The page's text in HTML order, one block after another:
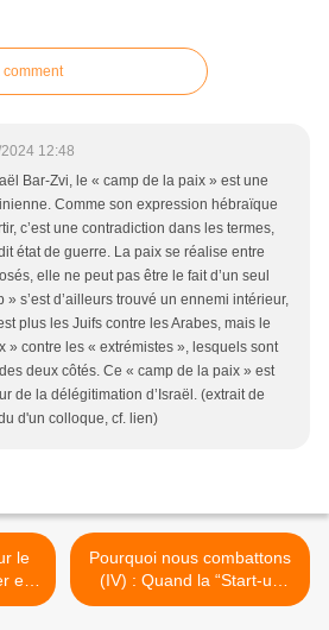
comment
12:48
Bar-Zvi, le « camp de la paix » est une
Comme son expression hébraïque
c’est une contradiction dans les termes,
état de guerre. La paix se réalise entre
elle ne peut pas être le fait d’un seul
» s’est d’ailleurs trouvé un ennemi intérieur,
plus les Juifs contre les Arabes, mais le
» contre les « extrémistes », lesquels sont
deux côtés. Ce « camp de la paix » est
de la délégitimation d’Israël. (extrait de
d'un colloque, cf. lien)
en
Pourquoi nous combattons
(IV) : Quand la “Start-up
nation” fait son “restart”